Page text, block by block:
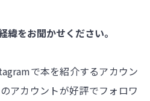
緯をお聞かせください。
で本を紹介するアカウン
アカウントが好評でフォロワ